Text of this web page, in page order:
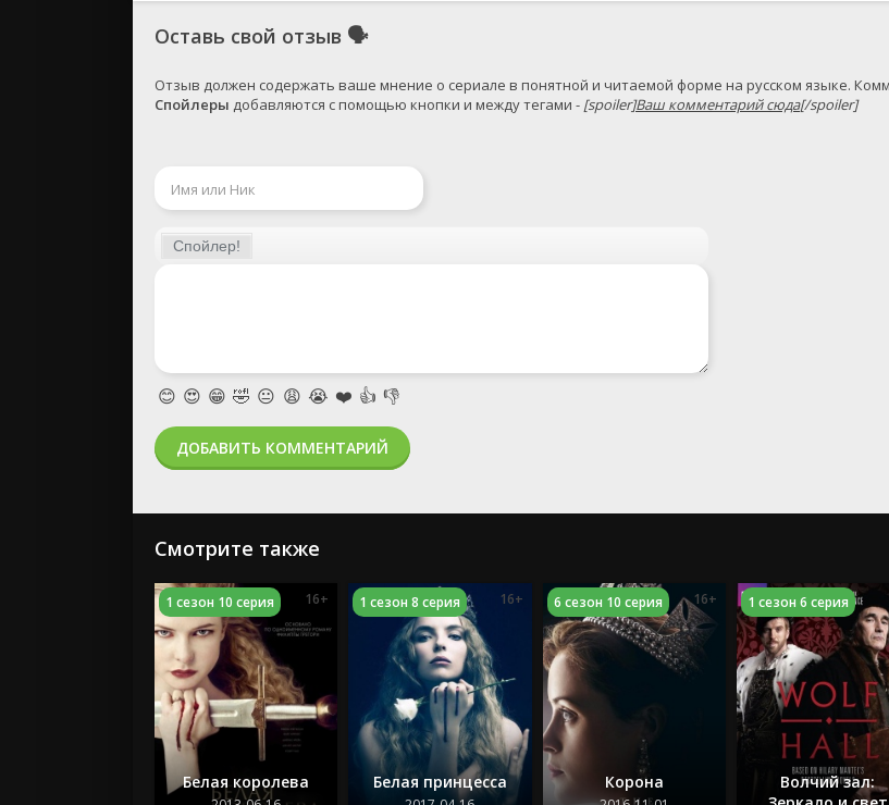
Оставь свой отзыв 🗣
Спойлеры добавляются с помощью кнопки и между тегами - [spoiler]Ваш комментарий сюда[/spoiler]
😊 😍 😁 🤣 😐 😩 😭 ❤️ 👍 👎
ДОБАВИТЬ КОММЕНТАРИЙ
Смотрите также
Белая королева
1 сезон 10 серия 16+
Белая принцесса
1 сезон 8 серия 16+
Корона
6 сезон 10 серия 16+
Волчий зал:
1 сезон 6 серия